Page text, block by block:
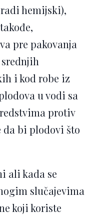
hemijski),
pre pakovanja
i kod robe iz
u vodi sa
protiv
bi plodovi što
ali kada se
slučajevima
koji koriste